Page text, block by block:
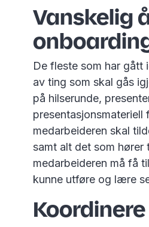
Vanskelig
De fleste som har gått
av ting som skal gås
på hilserunde,
medarbeideren skal
samt alt det som hører
medarbeideren må få
kunne utføre og lære